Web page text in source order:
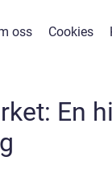
oss Cookies
En